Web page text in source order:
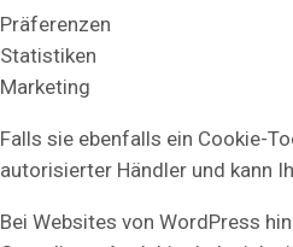
Präferenzen
Statistiken
Marketing
Falls sie ebenfalls ein Cookie-
autorisierter Händler und kann
Bei Websites von WordPress